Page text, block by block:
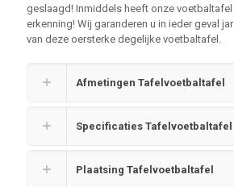
geslaagd! Inmiddels heeft onze
erkenning! Wij garanderen u in ieder geval
van deze oersterke degelijke voetbaltafel.
Afmetingen Tafelvoetbaltafel
Specificaties Tafelvoetbaltafel
Plaatsing Tafelvoetbaltafel